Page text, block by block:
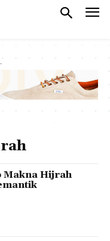
Makna Hijrah